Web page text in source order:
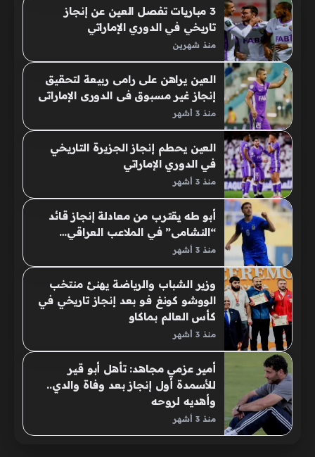
3 مباريات تفصل العين عن إنجاز
تاريخي في الدوري الإماراتي
منذ شهرين
العين يراهن على رامى ربيعة لتحقيق
إنجاز غير مسبوق فى الدورى الإماراتى
منذ 3 أشهر
العين يحطم إنجاز الجزيرة التاريخي
في الدوري الإماراتي
منذ 3 أشهر
أبو طه يقترب من معادلة إنجاز قائد
“النشامى” في الملاعب العراقي…
منذ 3 أشهر
وزير الشباب والرياضة يهنئ منتخب
الووشو كونغ فو بعد إنجاز تاريخي في
كأس العالم بماكاو
منذ 3 أشهر
أمير عزمي مجاهد: تأهل أبو قير
للأسمدة أول إنجاز بعد وفاة والدي..
وأهديه لروحه
منذ 3 أشهر